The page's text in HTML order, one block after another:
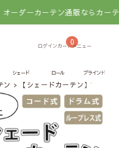
テン通販ならカーテンズ【公
0
シェード ロール ブラインド
ン 【シェードカーテン】WASH